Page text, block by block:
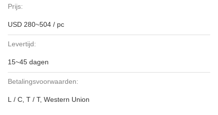
Prijs:
USD 280~504 / pc
Levertijd:
15~45 dagen
Betalingsvoorwaarden:
L / C, T / T, Western Union